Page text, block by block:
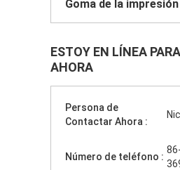
ESTOY EN LÍNEA
AHORA
Persona de
Contactar Ahora :
Número de teléfono :